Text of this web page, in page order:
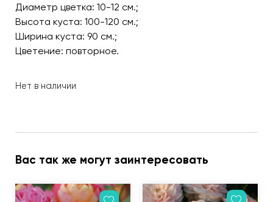
Диаметр цветка: 10-12 см.;
Высота куста: 100-120 см.;
Ширина куста: 90 см.;
Цветение: повторное.
Нет в наличии
Вас так же могут заинтересовать